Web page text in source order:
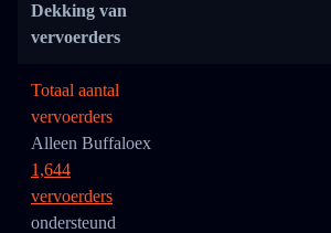
Dekking van
vervoerders
Totaal aantal
vervoerders
Alleen Buffaloex
1,644
vervoerders
ondersteund